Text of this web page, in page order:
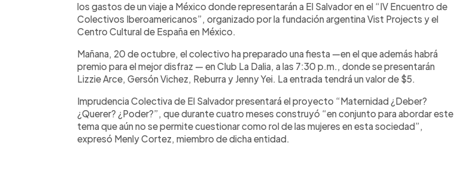
los gastos de un viaje a México donde representarán a El Salvador en el “IV Encuentro de
Colectivos Iberoamericanos”, organizado por la fundación argentina Vist Projects y el
Centro Cultural de España en México.
Mañana, 20 de octubre, el colectivo ha preparado una fiesta —en el que además habrá
premio para el mejor disfraz — en Club La Dalia, a las 7:30 p.m., donde se presentarán
Lizzie Arce, Gersón Vichez, Reburra y Jenny Yei. La entrada tendrá un valor de $5.
Imprudencia Colectiva de El Salvador presentará el proyecto “Maternidad ¿Deber?
¿Querer? ¿Poder?”, que durante cuatro meses construyó “en conjunto para abordar este
tema que aún no se permite cuestionar como rol de las mujeres en esta sociedad”,
expresó Menly Cortez, miembro de dicha entidad.